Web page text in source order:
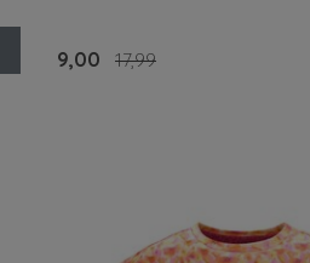
9,00 17,99